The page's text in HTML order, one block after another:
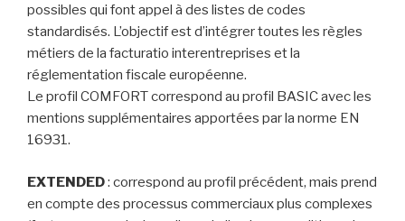
possibles qui font appel à des listes de codes
standardisés. L’objectif est d’intégrer toutes les règles
métiers de la facturatio interentreprises et la
réglementation fiscale européenne.
Le profil COMFORT correspond au profil BASIC avec les
mentions supplémentaires apportées par la norme EN
16931.
EXTENDED: correspond au profil précédent, mais prend
en compte des processus commerciaux plus complexes